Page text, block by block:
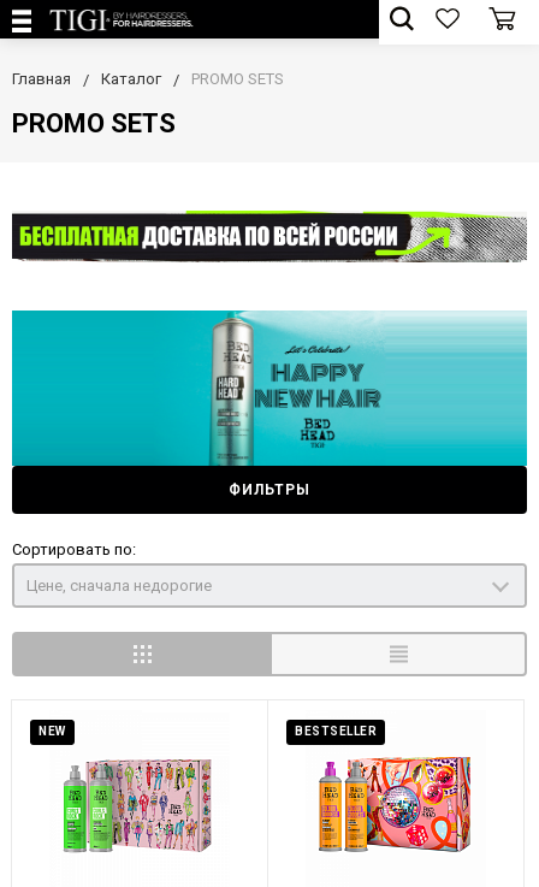
Главная Каталог PROMO SETS
PROMO SETS
ФИЛЬТРЫ
Сортировать по:
Цене, сначала недорогие
NEW BESTSELLER